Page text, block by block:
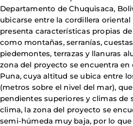
Departamento de Chuquisaca,
ubicarse entre la cordillera oriental
presenta características propias
como montañas, serranías,
piedemontes, terrazas y llanuras
zona del proyecto se encuentra
Puna, cuya altitud se ubica entre
(metros sobre el nivel del mar),
pendientes superiores y climas de
clima, la zona del proyecto se
semi-húmeda muy baja, por lo